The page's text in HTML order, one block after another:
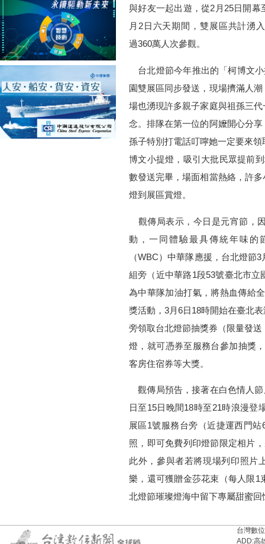
與好友一起出遊，從2月25日開幕
月2日六天期間，雙展區共計湧
過360萬人次參觀。
台北燈節今年推出的「柯博文
園雙展區同步發送，現場擠滿人
場也湧現許多親子家庭與祖孫三
念。排隊在第一位的阿嬤開心分
孫子特別打電話叮嚀她一定要來
博文小提燈，吸引大批民眾提前
數發送完畢，場面相當熱絡，許
燈到展區賞燈。
觀傳局表示，今日是元宵節，
動，一同體驗最具傳統年味的
（WBC）中華隊應援，台北燈節
組旁（近中華路1段53號臺北市
為中華隊加油打氣，將熱血傳給
獎活動，3月6日18時開始在臺北
旁領取台北燈節抽獎券（限量發
燈，就可憑券至服務台參加抽獎
客房住宿券等大獎。
觀傳局預告，接著在白色情人
日至15日晚間18時至21時浪漫登
展區1號服務台旁（近捷運西門
照，即可免費列印燈節限定相片
此外，參與者若將現場列印照片
樂，還可獲贈金莎花束（每人限1
北燈節璀璨燈海中留下專屬甜蜜回
台灣數
ADD:高